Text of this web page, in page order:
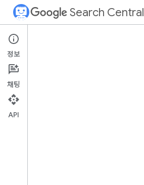
Search Central
Documentation
소개
검색엔진 최적화 기초
정보
채팅
API